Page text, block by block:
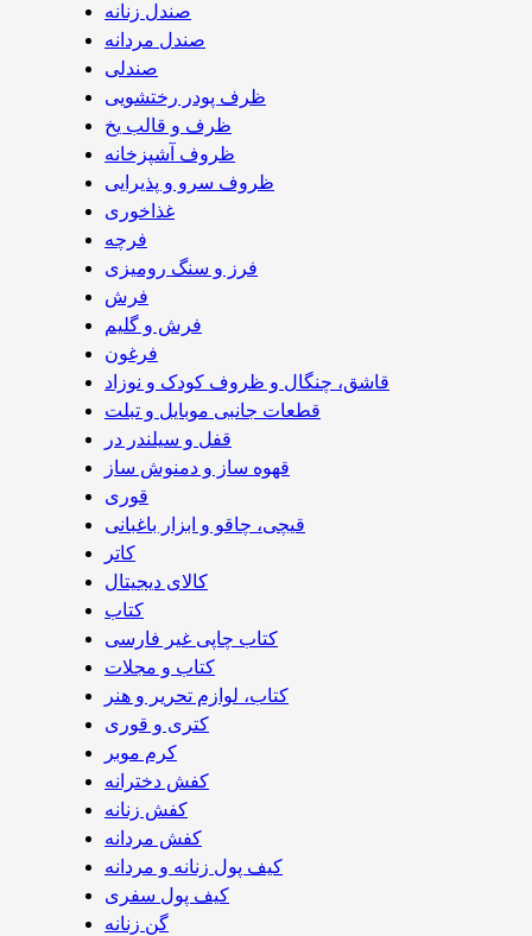
صندل زنانه
صندل مردانه
صندلی
ظرف پودر رختشویی
ظرف و قالب یخ
ظروف آشپزخانه
ظروف سرو و پذیرایی
غذاخوری
فرچه
فرز و سنگ رومیزی
فرش
فرش و گلیم
فرغون
قاشق، چنگال و ظروف کودک و نوزاد
قطعات جانبی موبایل و تبلت
قفل و سیلندر در
قهوه ساز و دمنوش ساز
قوری
قیچی‌، چاقو و ابزار باغبانی
کاتر
کالای دیجیتال
کتاب
کتاب چاپی غیر فارسی
کتاب و مجلات
کتاب، لوازم تحریر و هنر
کتری و قوری
کرم موبر
کفش دخترانه
کفش زنانه
کفش مردانه
کیف پول زنانه و مردانه
کیف پول سفری
گن زنانه